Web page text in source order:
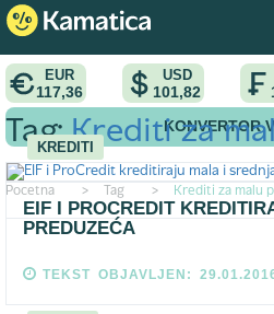
EUR
117,36
USD
101,82
KONVERTOR
Pocetna > Tag > Krediti za malu
Tag:Krediti za
KREDITI
EIF I PROCREDIT
PREDUZEĆA
TEKST OBJAVLJEN: